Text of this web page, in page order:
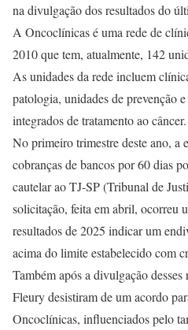
na divulgação dos resultados do
A Oncoclínicas é uma rede de
2010 que tem, atualmente, 142
As unidades da rede incluem
patologia, unidades de prevenção
integrados de tratamento ao câncer.
No primeiro trimestre deste ano, a
cobranças de bancos por 60 dias
cautelar ao TJ-SP (Tribunal de
solicitação, feita em abril, ocorreu
resultados de 2025 indicar um
acima do limite estabelecido com
Também após a divulgação
Fleury desistiram de um acordo
Oncoclínicas, influenciados pelo